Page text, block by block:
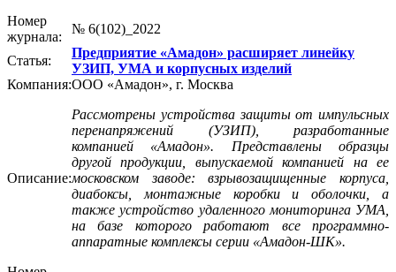
Номер
журнала:
№ 6(102)_2022
Статья:
Предприятие «Амадон» расширяет линейку
УЗИП, УМА и корпусных изделий
Компания:ООО «Амадон», г. Москва
Описание:
Рассмотрены устройства защиты от импульсных
перенапряжений (УЗИП), разработанные
компанией «Амадон». Представлены образцы
другой продукции, выпускаемой компанией на ее
московском заводе: взрывозащищенные корпуса,
диабоксы, монтажные коробки и оболочки, а
также устройство удаленного мониторинга УМА,
на базе которого работают все программно-
аппаратные комплексы серии «Амадон-ШК».